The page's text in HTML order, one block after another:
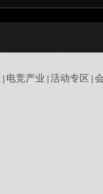
电竞产业 活动专区